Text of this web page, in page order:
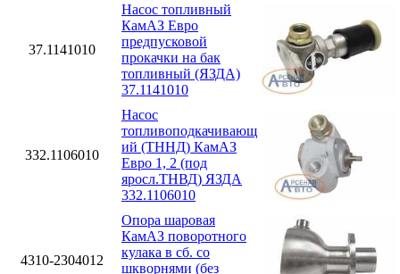
37.1141010
Насос топливный
КамАЗ Евро
предпусковой
прокачки на бак
топливный (ЯЗДА)
37.1141010
332.1106010
Насос
топливоподкачивающ
ий (ТННД) КамАЗ
Евро 1, 2 (под
яросл.ТНВД) ЯЗДА
332.1106010
4310-2304012
Опора шаровая
КамАЗ поворотного
кулака в сб. со
шкворнями (без